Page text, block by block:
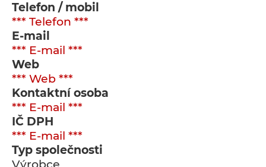
Telefon / mobil
*** Telefon ***
E-mail
*** E-mail ***
Web
*** Web ***
Kontaktní osoba
*** E-mail ***
IČ DPH
*** E-mail ***
Typ společnosti